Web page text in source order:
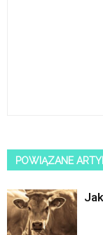
POWIĄZANE